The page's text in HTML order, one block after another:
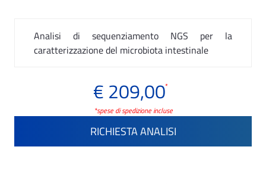
Analisi di sequenziamento NGS per la
caratterizzazione del microbiota intestinale
€ 209,00*
*spese di spedizione incluse
RICHIESTA ANALISI